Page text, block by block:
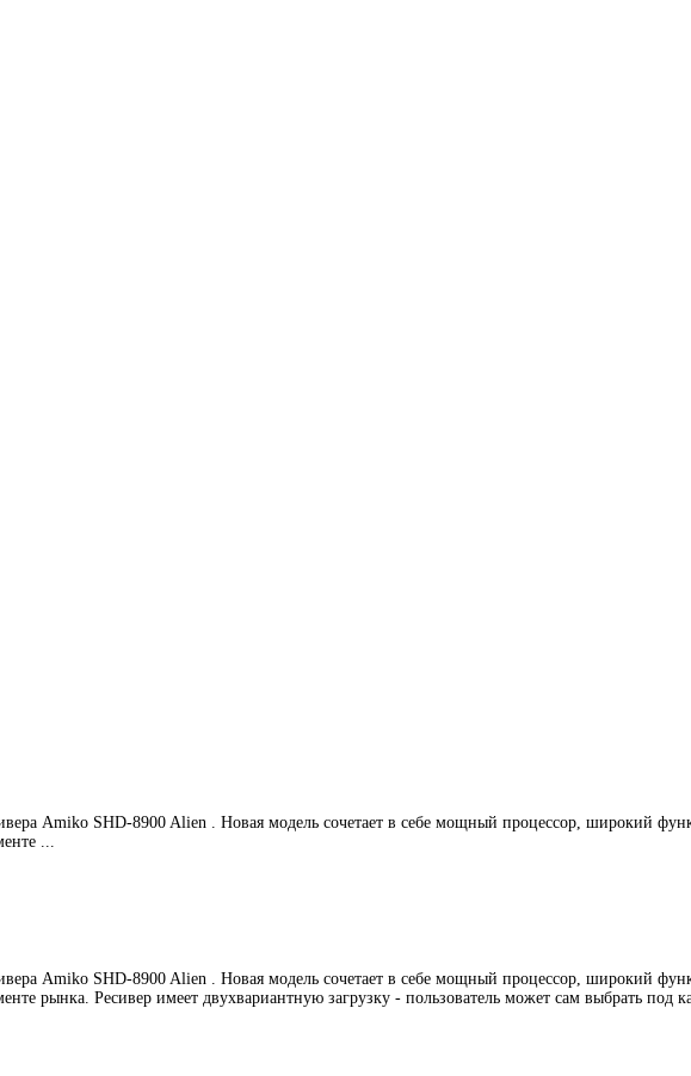
Amiko SHD-8900 Alien . Новая модель сочетает в себе мощный процессор, широкий
...
Amiko SHD-8900 Alien . Новая модель сочетает в себе мощный процессор, широкий
рынка. Ресивер имеет двухвариантную загрузку - пользователь может сам выбрать под